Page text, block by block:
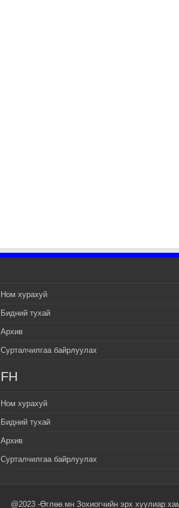
Ном хурахуй
Бидний тухай
Архив
Сурталчилгаа байрлуулах
FH
Ном хурахуй
Бидний тухай
Архив
Сурталчилгаа байрлуулах
@2023 -Өглөө.мн Зохиогчийн эрх хуулиар